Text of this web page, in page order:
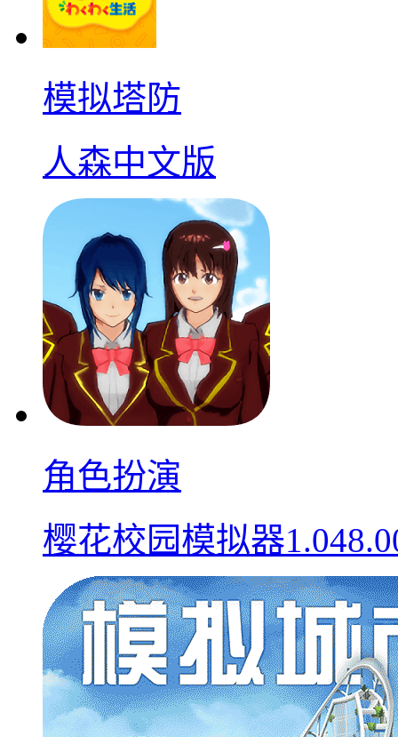
模拟塔防
人森中文版
角色扮演
樱花校园模拟器